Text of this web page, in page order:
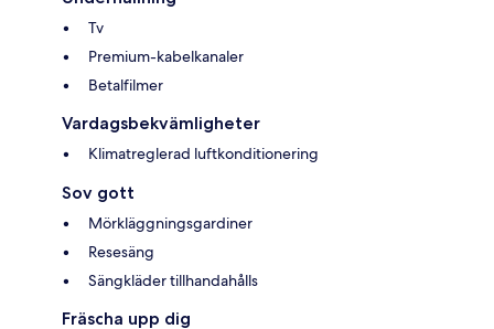
Tv
Premium-kabelkanaler
Betalfilmer
Vardagsbekvämligheter
Klimatreglerad luftkonditionering
Sov gott
Mörkläggningsgardiner
Resesäng
Sängkläder tillhandahålls
Fräscha upp dig